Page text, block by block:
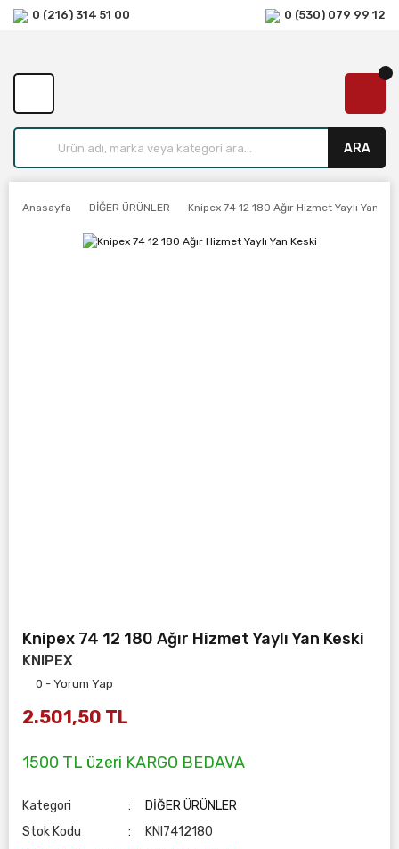
0 (216) 314 51 00 0 (530) 079 99 12
ARA
Anasayfa DİĞER ÜRÜNLER Knipex 74 12 180 Ağır Hizmet Yaylı Yan
Knipex 74 12 180 Ağır Hizmet Yaylı Yan Keski
KNIPEX
0 - Yorum Yap
2.501,50 TL
1500 TL üzeri KARGO BEDAVA
Kategori
DİĞER ÜRÜNLER
Stok Kodu
KNI7412180